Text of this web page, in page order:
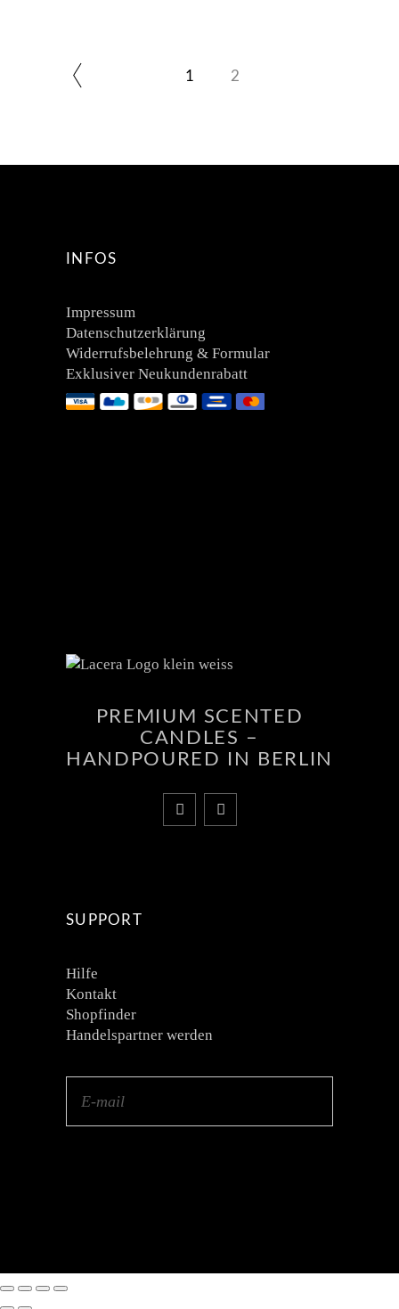
1 2
INFOS
Impressum
Datenschutzerklärung
Widerrufsbelehrung & Formular
Exklusiver Neukundenrabatt
PREMIUM SCENTED
CANDLES –
HANDPOURED IN BERLIN
SUPPORT
Hilfe
Kontakt
Shopfinder
Handelspartner werden